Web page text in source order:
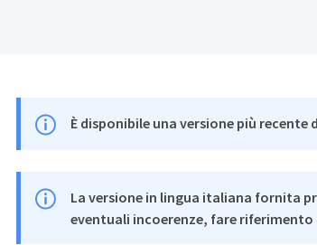
È disponibile una versione più
La versione in lingua italiana fornita
eventuali incoerenze, fare riferimento